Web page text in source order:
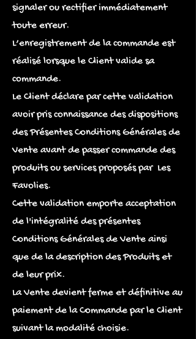
signaler ou rectifier immédiatement
toute erreur.
L’enregistrement de la commande est
réalisé lorsque le Client valide sa
commande.
Le Client déclare par cette validation
avoir pris connaissance des dispositions
des Présentes Conditions Générales de
Vente avant de passer commande des
produits ou services proposés par Les
Favolies.
Cette validation emporte acceptation
de l'intégralité des présentes
Conditions Générales de Vente ainsi
que de la description des Produits et
de leur prix.
La Vente devient ferme et définitive au
paiement de la Commande par le Client
suivant la modalité choisie.